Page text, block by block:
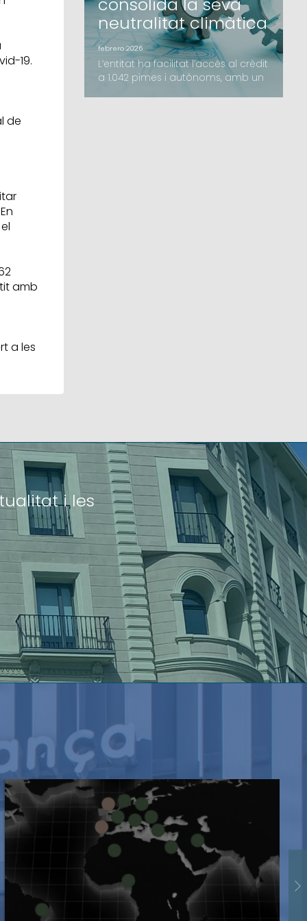
19.
de
amb
a les
neutralitat climàtica
febrero 2026
L’entitat ha facilitat l’accés al crèdit
a 1.042 pimes i autònoms, amb un
i les
Edibel